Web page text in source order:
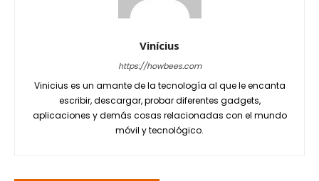
Vinícius
https://howbees.com
Vinicius es un amante de la tecnología al que le encanta
escribir, descargar, probar diferentes gadgets,
aplicaciones y demás cosas relacionadas con el mundo
móvil y tecnológico.